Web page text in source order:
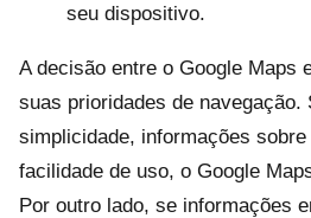
seu dispositivo.
A decisão entre o Google Maps
suas prioridades de navegação.
simplicidade, informações
facilidade de uso, o Google
Por outro lado, se informações